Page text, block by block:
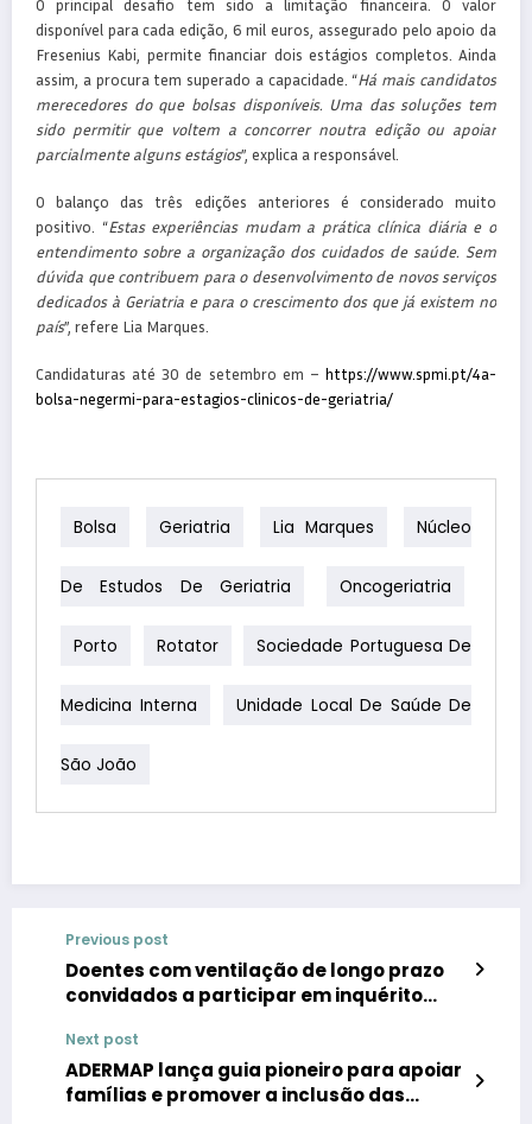
O principal desafio tem sido a limitação financeira. O valor
disponível para cada edição, 6 mil euros, assegurado pelo apoio da
Fresenius Kabi, permite financiar dois estágios completos. Ainda
assim, a procura tem superado a capacidade. “Há mais candidatos
merecedores do que bolsas disponíveis. Uma das soluções tem
sido permitir que voltem a concorrer noutra edição ou apoiar
parcialmente alguns estágios”, explica a responsável.
O balanço das três edições anteriores é considerado muito
positivo. “Estas experiências mudam a prática clínica diária e o
entendimento sobre a organização dos cuidados de saúde. Sem
dúvida que contribuem para o desenvolvimento de novos serviços
dedicados à Geriatria e para o crescimento dos que já existem no
país”, refere Lia Marques.
Candidaturas até 30 de setembro em – https://www.spmi.pt/4a-
bolsa-negermi-para-estagios-clinicos-de-geriatria/
Bolsa Geriatria Lia Marques Núcleo
De Estudos De Geriatria Oncogeriatria
Porto Rotator Sociedade Portuguesa De
Medicina Interna Unidade Local De Saúde De
São João
Previous post
Doentes com ventilação de longo prazo
convidados a participar em inquérito
Next post
ADERMAP lança guia pioneiro para apoiar
famílias e promover a inclusão das